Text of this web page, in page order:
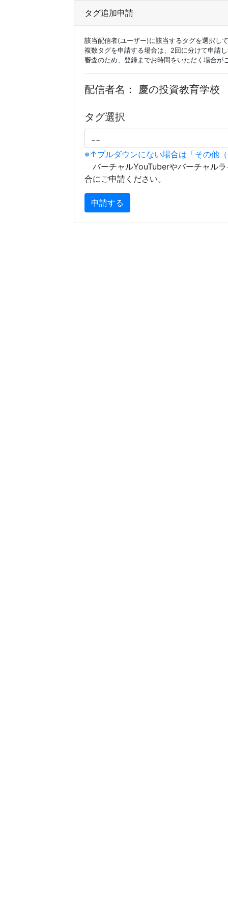
タグ追加申請
該当配信者(ユーザー)に該当するタグを選択し
複数タグを申請する場合は、2回に分けて申請
審査のため、登録までお時間をいただく場合が
配信者名： 慶の投資教育学校
タグ選択
※↑プルダウンにない場合は「その他
バーチャルYouTuberやバーチャル
合にご申請ください。
申請する